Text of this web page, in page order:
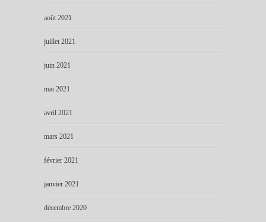
août 2021
juillet 2021
juin 2021
mai 2021
avril 2021
mars 2021
février 2021
janvier 2021
décembre 2020